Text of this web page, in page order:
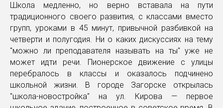
Школа медленно, но верно вставала на пути
традиционного своего развития, с классами вместо
групп, уроками в 45 минут, привычной разбивкой на
четверти и полугодия. Ни о каких дискуссиях на тему
"можно ли преподавателя называть на ты" уже не
может идти речи. Пионерское движение с улицы
перебралось в классы и оказалось подчинено
школьной жизни. В городе Загорске открылась
"школа-новостройка" на ул. Кирова — первое